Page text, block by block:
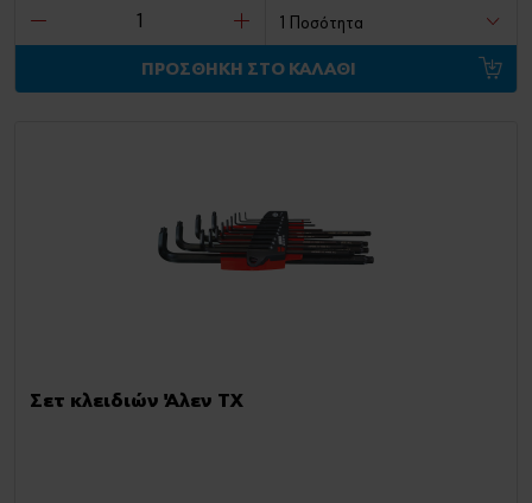
ΠΡΟΣΘΗΚΗ ΣΤΟ ΚΑΛΑΘΙ
Σετ κλειδιών Άλεν TX